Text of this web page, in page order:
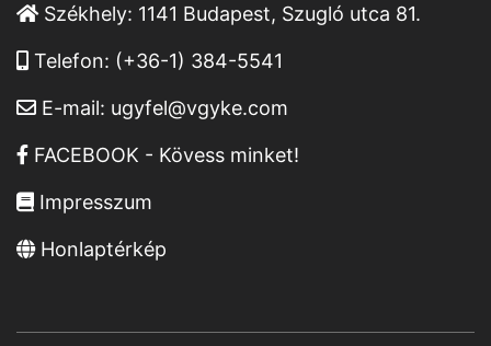
Székhely: 1141 Budapest, Szugló utca 81.
Telefon: (+36-1) 384-5541
E-mail: ugyfel@vgyke.com
FACEBOOK - Kövess minket!
Impresszum
Honlaptérkép